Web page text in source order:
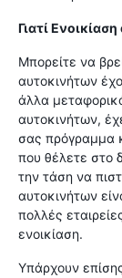
Γιατί
Μπορείτε να
αυτοκινήτων
άλλα
αυτοκινήτων,
σας πρόγραμμα
που θέλετε στο
την τάση να
αυτοκινήτων
πολλές
ενοικίαση.
Υπάρχουν